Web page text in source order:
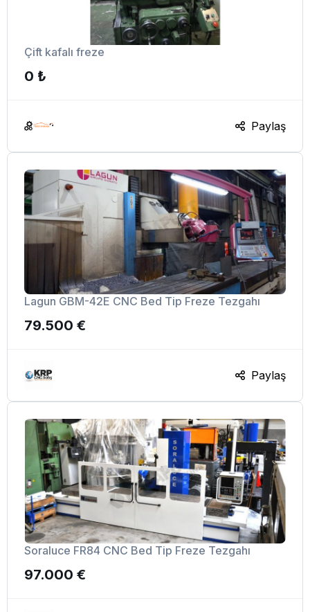
Çift kafalı freze
0 ₺
Paylaş
Lagun GBM-42E CNC Bed Tip Freze Tezgahı
79.500 €
Paylaş
Soraluce FR84 CNC Bed Tip Freze Tezgahı
97.000 €